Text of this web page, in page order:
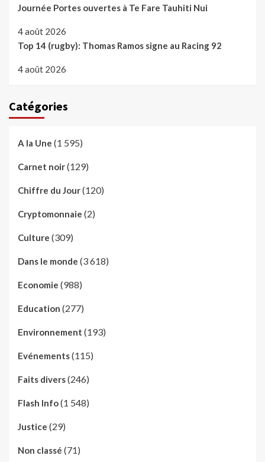
Journée Portes ouvertes à Te Fare Tauhiti Nui
4 août 2026
Top 14 (rugby): Thomas Ramos signe au Racing 92
4 août 2026
Catégories
A la Une (1 595)
Carnet noir(129)
Chiffre du Jour(120)
Cryptomonnaie (2)
Culture (309)
Dans le monde (3 618)
Economie (988)
Education (277)
Environnement (193)
Evénements(115)
Faits divers(246)
Flash Info(1 548)
Justice (29)
Non classé (71)